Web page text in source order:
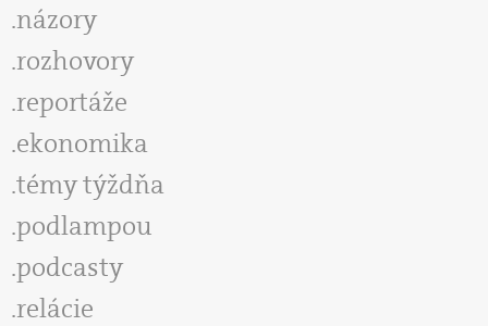
názory
rozhovory
reportáže
ekonomika
témy týždňa
podlampou
podcasty
relácie